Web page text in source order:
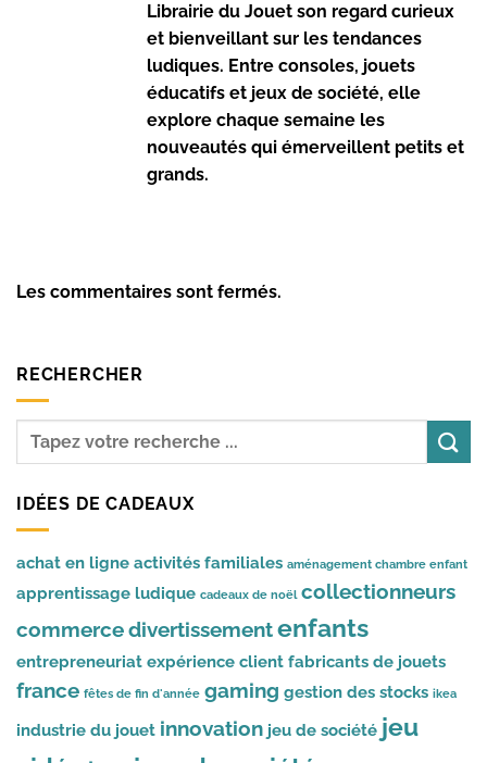
Librairie du Jouet son regard curieux
et bienveillant sur les tendances
ludiques. Entre consoles, jouets
éducatifs et jeux de société, elle
explore chaque semaine les
nouveautés qui émerveillent petits et
grands.
Les commentaires sont fermés.
RECHERCHER
IDÉES DE CADEAUX
achat en ligne activités familiales aménagement chambre enfant
apprentissage ludique cadeaux de noël collectionneurs
commercedivertissementenfants
entrepreneuriat expérience client fabricants de jouets
france fêtes de fin d'année gaming gestion des stocks ikea
industrie du jouet innovation jeu de société jeu